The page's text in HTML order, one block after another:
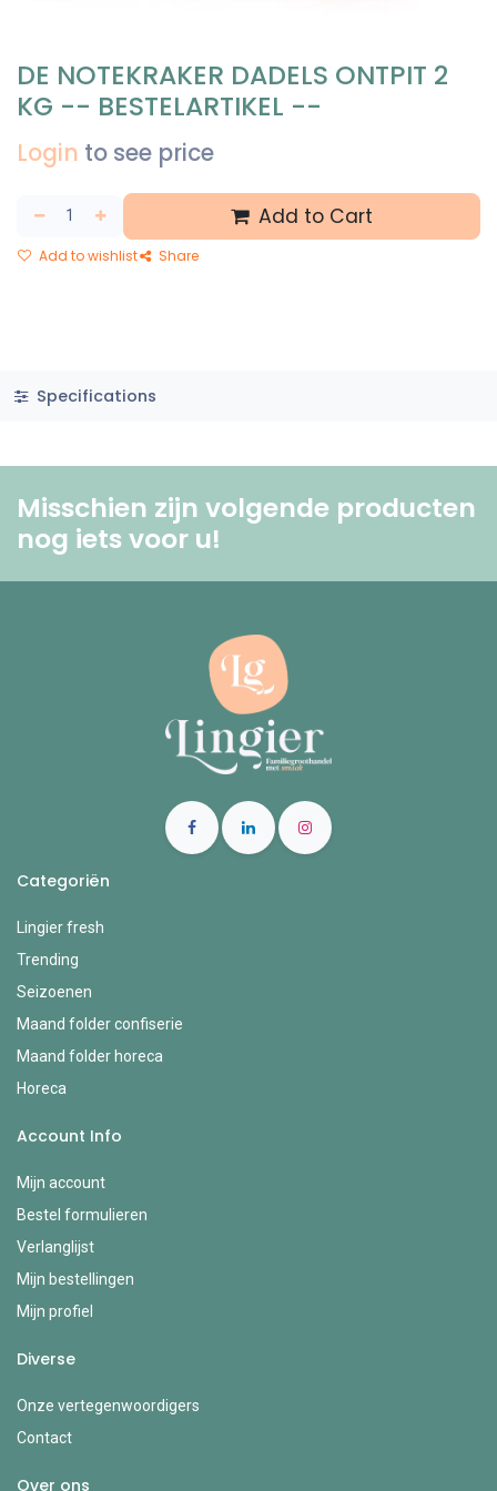
DE NOTEKRAKER DADELS ONTPIT 2
KG -- BESTELARTIKEL --
Login to see price
Add to Cart
Add to wishlist Share
Specifications
Misschien zijn volgende producten
nog iets voor u! ​
Categoriën
Lingier fresh
Trending
Seizoenen
Maand folder confiserie
Maand folder horeca
Horeca
Account Info
Mijn account
Bestel formulieren
Verlanglijst
Mijn bestellingen
Mijn profiel
Diverse
Onze vertegenwoordigers
Contact
Over ons